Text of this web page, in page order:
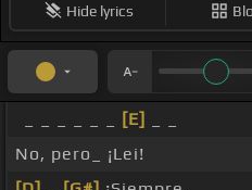
Hide lyrics
[E]
No, pero_ ¡Lei!